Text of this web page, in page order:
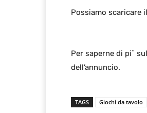
Possiamo scaricare
Per saperne di pi¨
dell’annuncio.
TAGS Giochi da tavolo